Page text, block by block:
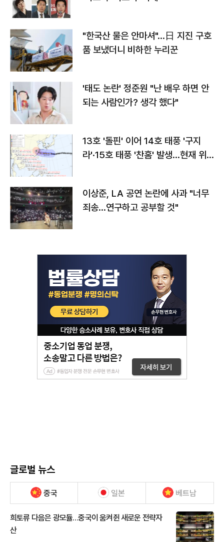
"한국산 물은 안마셔"…日 지진 구호
품 보냈더니 비하한 누리꾼
'태도 논란' 정준원 "난 배우 하면 안
되는 사람인가? 생각 했다"
13호 '돌핀' 이어 14호 태풍 '구지
라'·15호 태풍 '찬홈' 발생…현재 위
이상준, LA 공연 논란에 사과 "너무
죄송…연구하고 공부할 것"
글로벌 뉴스
중국 일본 베트남
희토류 다음은 광모듈…중국이 움켜쥔 새로운 전략자
산